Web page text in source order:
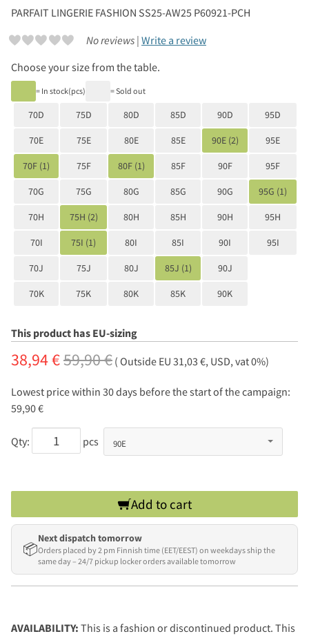
PARFAIT LINGERIE FASHION SS25-AW25 P60921-PCH
No reviews | Write a review
Choose your size from the table.
= In stock(pcs) = Sold out
70D 75D 80D 85D 90D 95D
70E 75E 80E 85E 90E (2) 95E
70F (1) 75F 80F (1) 85F 90F 95F
70G 75G 80G 85G 90G 95G (1)
70H 75H (2) 80H 85H 90H 95H
70I 75I (1) 80I 85I 90I 95I
70J 75J 80J 85J (1) 90J
70K 75K 80K 85K 90K
This product has EU-sizing
38,94 €59,90 € ( Outside EU 31,03 €, USD, vat 0%)
Lowest price within 30 days before the start of the campaign:
59,90 €
Qty: pcs
Add to cart
📦
Next dispatch tomorrow
Orders placed by 2 pm Finnish time (EET/EEST) on weekdays ship the
same day – 24/7 pickup locker orders available tomorrow
AVAILABILITY: This is a fashion or discontinued product. This